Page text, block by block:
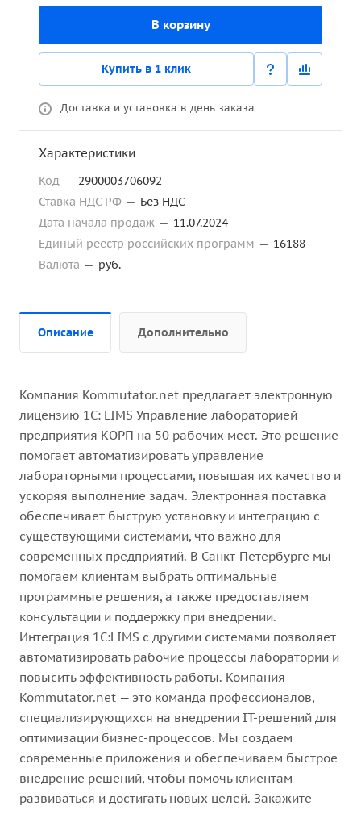
В корзину
Купить в 1 клик
Доставка и установка в день заказа
Характеристики
Код — 2900003706092
Ставка НДС РФ — Без НДС
Дата начала продаж — 11.07.2024
Единый реестр российских программ — 16188
Валюта — руб.
Описание Дополнительно
Компания Kommutator.net предлагает электронную
лицензию 1С: LIMS Управление лабораторией
предприятия КОРП на 50 рабочих мест. Это решение
помогает автоматизировать управление
лабораторными процессами, повышая их качество и
ускоряя выполнение задач. Электронная поставка
обеспечивает быструю установку и интеграцию с
существующими системами, что важно для
современных предприятий. В Санкт-Петербурге мы
помогаем клиентам выбрать оптимальные
программные решения, а также предоставляем
консультации и поддержку при внедрении.
Интеграция 1С:LIMS с другими системами позволяет
автоматизировать рабочие процессы лаборатории и
повысить эффективность работы. Компания
Kommutator.net — это команда профессионалов,
специализирующихся на внедрении IT-решений для
оптимизации бизнес-процессов. Мы создаем
современные приложения и обеспечиваем быстрое
внедрение решений, чтобы помочь клиентам
развиваться и достигать новых целей. Закажите